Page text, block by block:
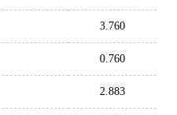
3.760
0.760
2.883